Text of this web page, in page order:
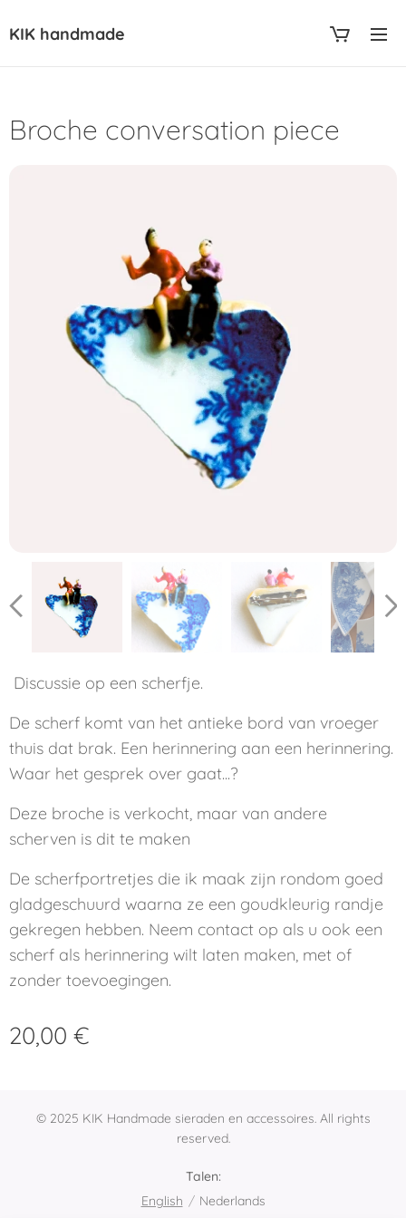
KIK handmade
Broche conversation piece
Discussie op een scherfje.
De scherf komt van het antieke bord van vroeger
thuis dat brak. Een herinnering aan een herinnering.
Waar het gesprek over gaat...?
Deze broche is verkocht, maar van andere
scherven is dit te maken
De scherfportretjes die ik maak zijn rondom goed
gladgeschuurd waarna ze een goudkleurig randje
gekregen hebben. Neem contact op als u ook een
scherf als herinnering wilt laten maken, met of
zonder toevoegingen.
20,00 €
© 2025 KIK Handmade sieraden en accessoires. All rights
reserved.
Talen
English
Nederlands